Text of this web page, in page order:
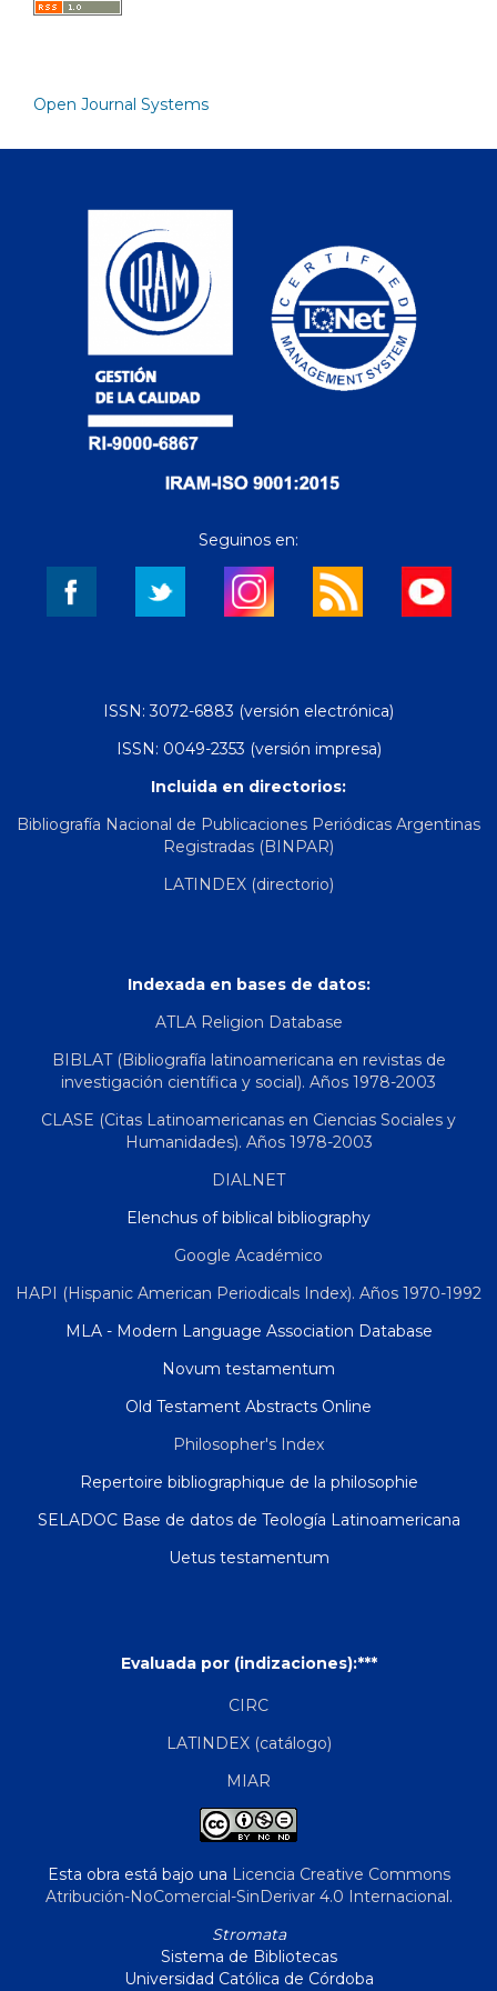
Open Journal Systems
Seguinos en:
ISSN: 3072-6883 (versión electrónica)
ISSN: 0049-2353 (versión impresa)
Incluida en directorios:
Bibliografía Nacional de Publicaciones Periódicas Argentinas
Registradas (BINPAR)
LATINDEX (directorio)
Indexada en bases de datos:
ATLA Religion Database
BIBLAT (Bibliografía latinoamericana en revistas de
investigación científica y social). Años 1978-2003
CLASE (Citas Latinoamericanas en Ciencias Sociales y
Humanidades). Años 1978-2003
DIALNET
Elenchus of biblical bibliography
Google Académico
HAPI (Hispanic American Periodicals Index). Años 1970-1992
MLA - Modern Language Association Database
Novum testamentum
Old Testament Abstracts Online
Philosopher's Index
Repertoire bibliographique de la philosophie
SELADOC Base de datos de Teología Latinoamericana
Uetus testamentum
Evaluada por (indizaciones):***
CIRC
LATINDEX (catálogo)
MIAR
Esta obra está bajo una Licencia Creative Commons
Atribución-NoComercial-SinDerivar 4.0 Internacional.
Stromata
Sistema de Bibliotecas
Universidad Católica de Córdoba